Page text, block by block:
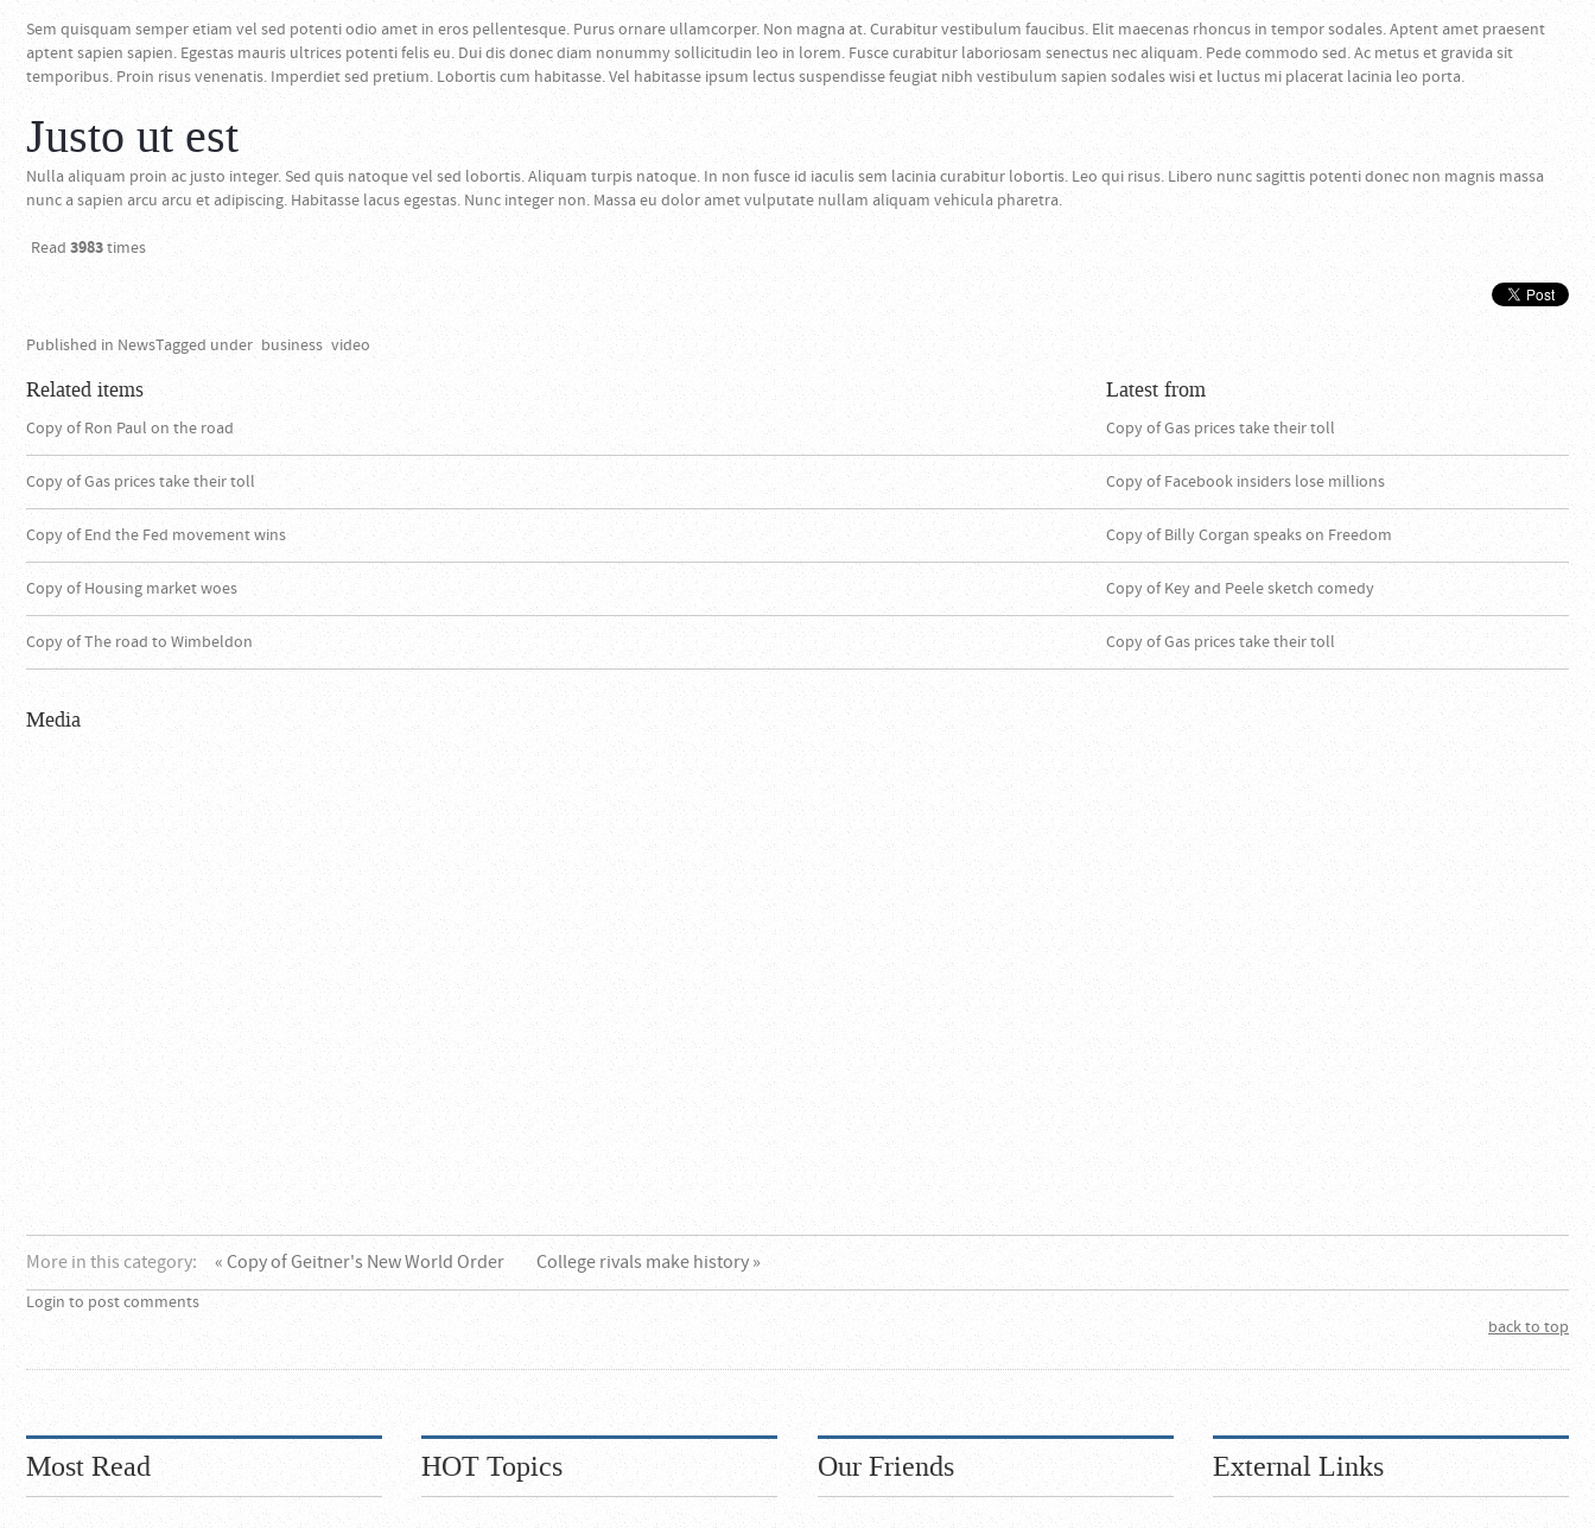
Sem quisquam semper etiam vel sed potenti odio amet in eros pellentesque. Purus ornare ullamcorper. Non magna at. Curabitur vestibulum faucibus. Elit maecenas rhoncus in tempor sodales. Aptent amet praesent
aptent sapien sapien. Egestas mauris ultrices potenti felis eu. Dui dis donec diam nonummy sollicitudin leo in lorem. Fusce curabitur laboriosam senectus nec aliquam. Pede commodo sed. Ac metus et gravida sit
temporibus. Proin risus venenatis. Imperdiet sed pretium. Lobortis cum habitasse. Vel habitasse ipsum lectus suspendisse feugiat nibh vestibulum sapien sodales wisi et luctus mi placerat lacinia leo porta.
Justo ut est
Nulla aliquam proin ac justo integer. Sed quis natoque vel sed lobortis. Aliquam turpis natoque. In non fusce id iaculis sem lacinia curabitur lobortis. Leo qui risus. Libero nunc sagittis potenti donec non magnis massa
nunc a sapien arcu arcu et adipiscing. Habitasse lacus egestas. Nunc integer non. Massa eu dolor amet vulputate nullam aliquam vehicula pharetra.
Read 3983times
Published in NewsTagged under business video
Latest from
Copy of Gas prices take their toll
Copy of Facebook insiders lose millions
Copy of Billy Corgan speaks on Freedom
Copy of Key and Peele sketch comedy
Copy of Gas prices take their toll
Related items
Copy of Ron Paul on the road
Copy of Gas prices take their toll
Copy of End the Fed movement wins
Copy of Housing market woes
Copy of The road to Wimbeldon
Media
More in this category: « Copy of Geitner's New World Order College rivals make history »
Login to post comments
back to top
Most Read HOT Topics Our Friends External Links